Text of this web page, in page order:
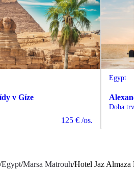
v Gíze
125 € /os.
Egypt
Doba
/Egypt/Marsa Matrouh/Hotel Jaz Almaza